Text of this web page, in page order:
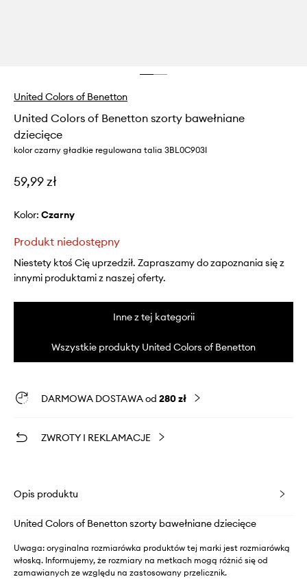
United Colors of Benetton
United Colors of Benetton szorty bawełniane
dziecięce
kolor czarny gładkie regulowana talia 3BL0C903I
59,99 zł
Kolor: czarny
Produkt niedostępny
Niestety ktoś Cię uprzedził. Zapraszamy do zapoznania się z
innymi produktami z naszej oferty.
Inne z tej kategorii
Wszystkie produkty United Colors of Benetton
DARMOWA DOSTAWA od 280 zł
ZWROTY I REKLAMACJE
Opis produktu
United Colors of Benetton szorty bawełniane dziecięce
Uwaga: oryginalna rozmiarówka produktów tej marki jest rozmiarówką
włoską. Informujemy, że rozmiary na metkach mogą różnić się od
zamawianych ze względu na zastosowany przelicznik.